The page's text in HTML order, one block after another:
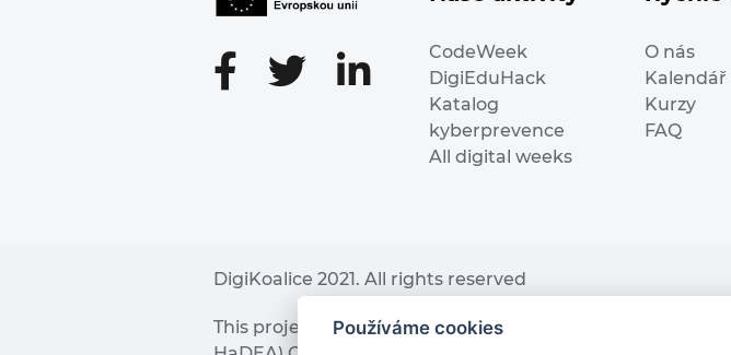
CodeWeek
DigiEduHack
Katalog
kyberprevence
All digital weeks
O nás
Kalendář
Kurzy
FAQ
DigiKoalice 2021. All rights reserved
This project has received funding from the European
Používáme cookies